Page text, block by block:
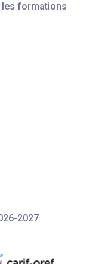
les formations
2027